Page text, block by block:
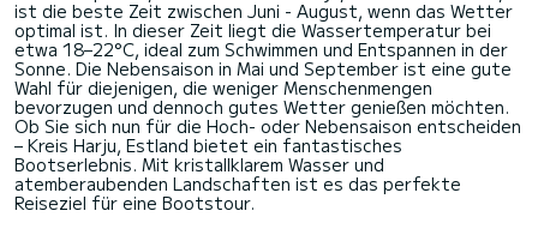
ist die beste Zeit zwischen Juni - August, wenn das Wetter
optimal ist. In dieser Zeit liegt die Wassertemperatur bei
etwa 18–22°C, ideal zum Schwimmen und Entspannen in der
Sonne. Die Nebensaison in Mai und September ist eine gute
Wahl für diejenigen, die weniger Menschenmengen
bevorzugen und dennoch gutes Wetter genießen möchten.
Ob Sie sich nun für die Hoch- oder Nebensaison entscheiden
– Kreis Harju, Estland bietet ein fantastisches
Bootserlebnis. Mit kristallklarem Wasser und
atemberaubenden Landschaften ist es das perfekte
Reiseziel für eine Bootstour.